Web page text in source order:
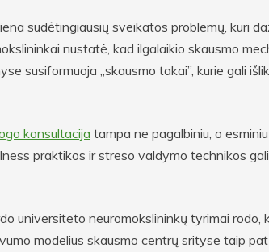
sudėtingiausių sveikatos problemų, kuri
nustatė, kad ilgalaikio skausmo
susiformuoja „skausmo takai”, kurie gali
konsultacija tampa ne pagalbiniu, o
praktikos ir streso valdymo technikos
universiteto neuromokslininkų tyrimai rodo,
modelius skausmo centrų srityse taip